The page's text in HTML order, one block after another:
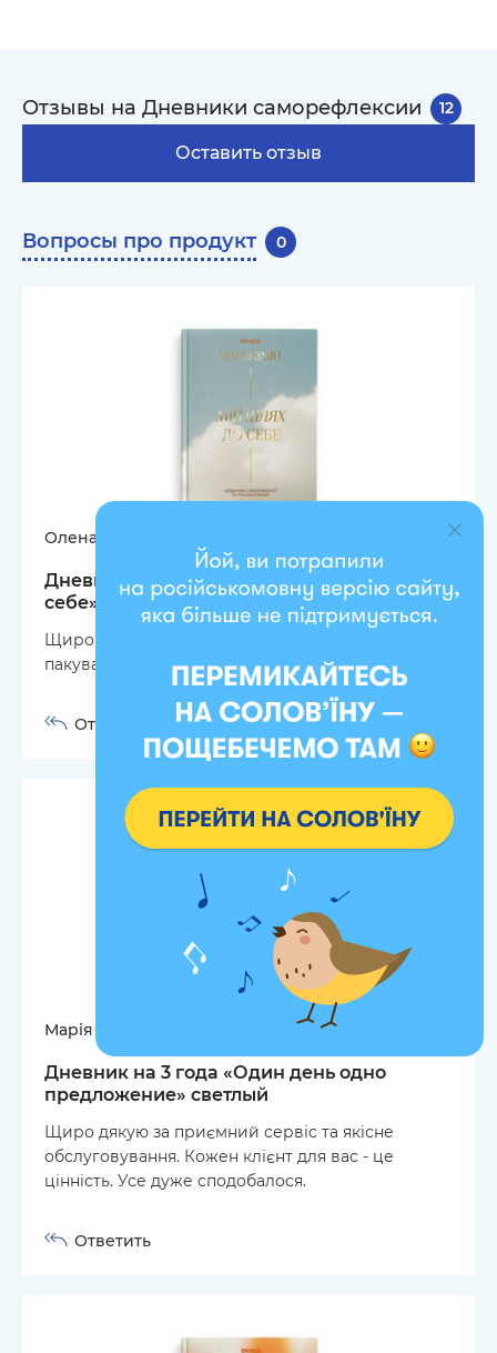
Отзывы на Дневники саморефлексии 12
Оставить отзыв
Вопросы про продукт 0
Олена 14.05.2026
Дневник саморефлексии «Мой путь к
себе»
Щиро дякую 🥰 Уважність до клієнта, гарне
пакування, швидка доставка замовлення!!!
Ответить
Марія
Дневник на 3 года «Один день одно
предложение» светлый
Щиро дякую за приємний сервіс та якісне
обслуговування. Кожен клієнт для вас - це
цінність. Усе дуже сподобалося.
Ответить